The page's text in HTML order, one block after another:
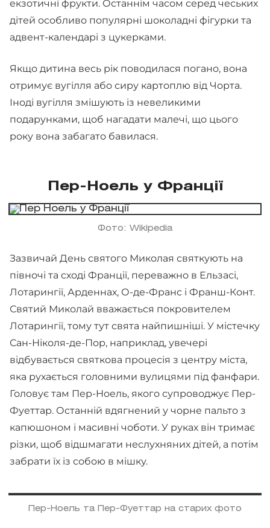
екзотичні фрукти. Останнім часом серед чеських
дітей особливо популярні шоколадні фігурки та
адвент-календарі з цукерками.
Якщо дитина весь рік поводилася погано, вона
отримує вугілля або сиру картоплю від Чорта.
Іноді вугілля змішують із невеликими
подарунками, щоб нагадати малечі, що цього
року вона забагато бавилася.
Пер-Ноель у Франції
Фото: Wikipedia
Зазвичай День святого Миколая святкують на
півночі та сході Франції, переважно в Ельзасі,
Лотарингії, Арденнах, О-де-Франс і Франш-Конт.
Святий Миколай вважається покровителем
Лотарингії, тому тут свята найпишніші. У містечку
Сан-Ніколя-де-Пор, наприклад, увечері
відбувається святкова процесія з центру міста,
яка рухається головними вулицями під фанфари.
Головує там Пер-Ноель, якого супроводжує Пер-
Фуеттар. Останній вдягнений у чорне пальто з
капюшоном і масивні чоботи. У руках він тримає
різки, щоб відшмагати неслухняних дітей, а потім
забрати їх із собою в мішку.
Пер-Ноель та Пер-Фуеттар на старих фото